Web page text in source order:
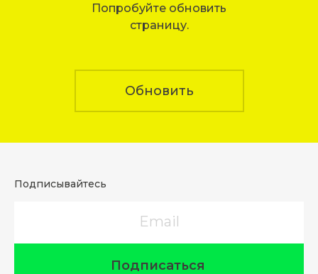
Попробуйте обновить
страницу.
Обновить
Подписывайтесь
Подписаться